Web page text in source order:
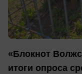
«Блокнот
итоги опроса